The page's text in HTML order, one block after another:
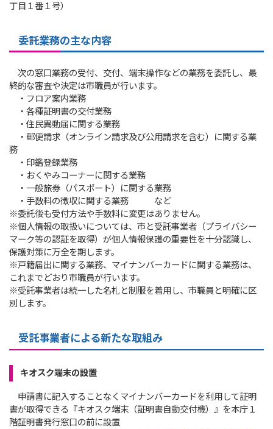
丁目１番１号）
委託業務の主な内容
次の窓口業務の受付、交付、端末操作などの業務を委託し、最
終的な審査や決定は市職員が行います。
・フロア案内業務
・各種証明書の交付業務
・住民異動届に関する業務
・郵便請求（オンライン請求及び公用請求を含む）に関する業
務
・印鑑登録業務
・おくやみコーナーに関する業務
・一般旅券（パスポート）に関する業務
・手数料の徴収に関する業務 など
※委託後も受付方法や手数料に変更はありません。
※個人情報の取扱いについては、市と受託事業者（プライバシー
マーク等の認証を取得）が個人情報保護の重要性を十分認識し、
保護対策に万全を期します。
※戸籍届出に関する業務、マイナンバーカードに関する業務は、
これまでどおり市職員が行います。
※受託事業者は統一した名札と制服を着用し、市職員と明確に区
別します。
受託事業者による新たな取組み
キオスク端末の設置
申請書に記入することなくマイナンバーカードを利用して証明
書が取得できる『キオスク端末（証明書自動交付機）』を本庁１
階証明書発行窓口の前に設置